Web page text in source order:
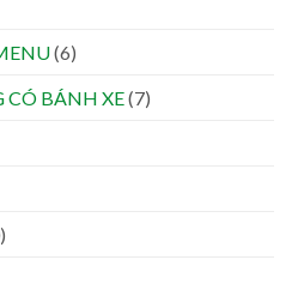
(6)
BÁNH XE(7)